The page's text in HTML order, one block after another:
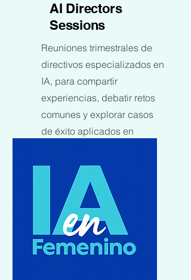
AI Directors
Sessions
Reuniones trimestrales de
directivos especializados en
IA, para compartir
experiencias, debatir retos
comunes y explorar casos
de éxito aplicados en
Más